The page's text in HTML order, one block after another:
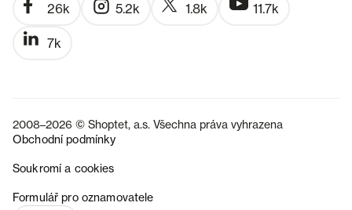
26k 5.2k 1.8k 11.7k
7k
2008–2026 © Shoptet, a.s. Všechna práva vyhrazena
Obchodní podmínky
Soukromí a cookies
Formulář pro oznamovatele